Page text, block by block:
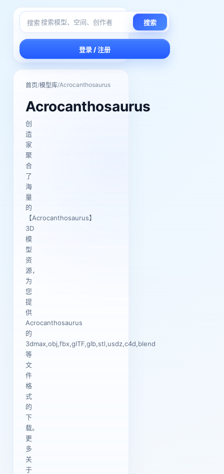
搜索 搜索
登录 / 注册
首页/模型库/Acrocanthosaurus
Acrocanthosaurus
创
造
家
聚
合
了
海
量
的
【Acrocanthosaurus】
3D
模
型
资
源，
为
您
提
供
Acrocanthosaurus
的
3dmax,obj,fbx,glTF,glb,stl,usdz,c4d,blend
等
文
件
格
式
的
下
载。
更
多
关
于